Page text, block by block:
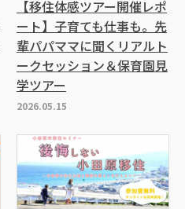
2026.05.15
【移住体感ツアー開催レポ
ート】子育ても仕事も。先
輩パパママに聞くリアルト
ークセッション＆保育園見
学ツアー